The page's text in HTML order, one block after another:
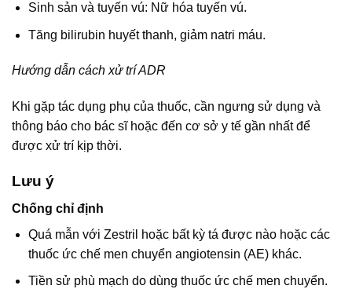
Sinh sản và tuyến vú: Nữ hóa tuyến vú.
Tăng bilirubin huyết thanh, giảm natri máu.
Hướng dẫn cách xử trí ADR
Khi gặp tác dụng phụ của thuốc, cần ngưng sử dụng và
thông báo cho bác sĩ hoặc đến cơ sở y tế gần nhất để
được xử trí kịp thời.
Lưu ý
Chống chỉ định
Quá mẫn với Zestril hoặc bất kỳ tá được nào hoặc các
thuốc ức chế men chuyển angiotensin (AE) khác.
Tiền sử phù mạch do dùng thuốc ức chế men chuyển.